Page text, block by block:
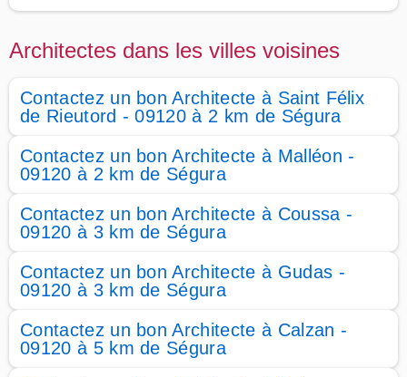
Architectes dans les villes voisines
Contactez un bon Architecte à Saint Félix
de Rieutord - 09120 à 2 km de Ségura
Contactez un bon Architecte à Malléon -
09120 à 2 km de Ségura
Contactez un bon Architecte à Coussa -
09120 à 3 km de Ségura
Contactez un bon Architecte à Gudas -
09120 à 3 km de Ségura
Contactez un bon Architecte à Calzan -
09120 à 5 km de Ségura